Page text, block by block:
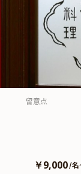
留意点
￥9,000/名